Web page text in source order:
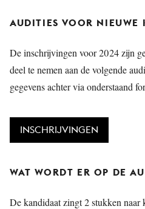
AUDITIES VOOR NIEUWE
De inschrijvingen voor 2024 zijn
deel te nemen aan de volgende
gegevens achter via onderstaand
INSCHRIJVINGEN
WAT WORDT ER OP DE
De kandidaat zingt 2 stukken naar